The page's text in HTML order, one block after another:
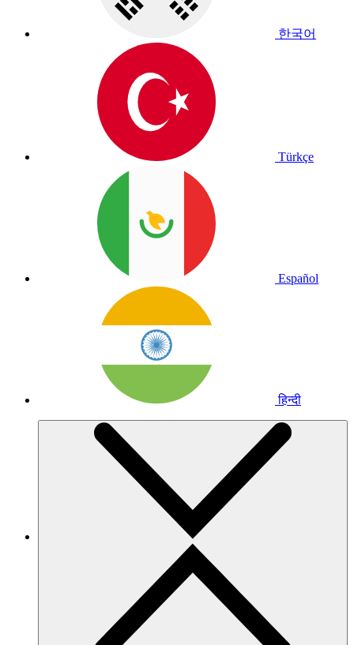
한국어
Türkçe
Español
हिन्दी